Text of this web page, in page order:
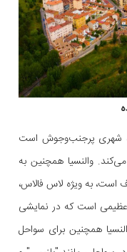
شهری پرجنب‌وجوش است
والنسیا همچنین به
به ویژه لاس فالاس،
است که در نمایشی
همچنین برای سواحل